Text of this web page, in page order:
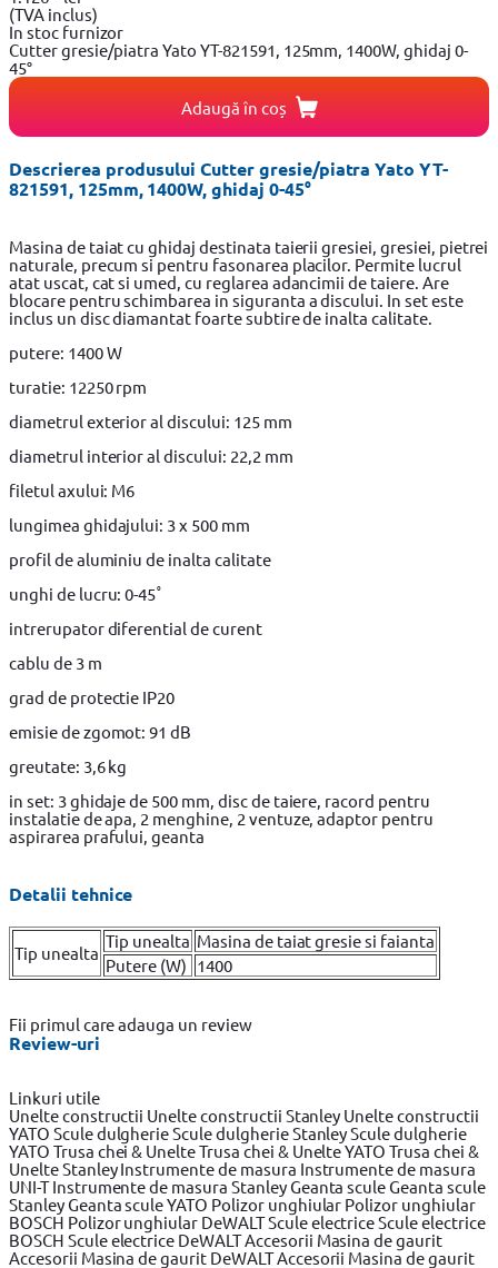
(TVA inclus)
In stoc furnizor
Cutter gresie/piatra Yato YT-821591, 125mm, 1400W, ghidaj 0-
45°
Adaugă în coș
Descrierea produsului Cutter gresie/piatra Yato YT-
821591, 125mm, 1400W, ghidaj 0-45°
Masina de taiat cu ghidaj destinata taierii gresiei, gresiei, pietrei
naturale, precum si pentru fasonarea placilor. Permite lucrul
atat uscat, cat si umed, cu reglarea adancimii de taiere. Are
blocare pentru schimbarea in siguranta a discului. In set este
inclus un disc diamantat foarte subtire de inalta calitate.
putere: 1400 W
turatie: 12250 rpm
diametrul exterior al discului: 125 mm
diametrul interior al discului: 22,2 mm
filetul axului: M6
lungimea ghidajului: 3 x 500 mm
profil de aluminiu de inalta calitate
unghi de lucru: 0-45˚
intrerupator diferential de curent
cablu de 3 m
grad de protectie IP20
emisie de zgomot: 91 dB
greutate: 3,6 kg
in set: 3 ghidaje de 500 mm, disc de taiere, racord pentru
instalatie de apa, 2 menghine, 2 ventuze, adaptor pentru
aspirarea prafului, geanta
Detalii tehnice
Tip unealta
Tip unealta Masina de taiat gresie si faianta
Putere (W) 1400
Fii primul care adauga un review
Review-uri
Linkuri utile
Unelte constructii Unelte constructii Stanley Unelte constructii
YATO Scule dulgherieScule dulgherie StanleyScule dulgherie
YATO Trusa chei & UnelteTrusa chei & Unelte YATOTrusa chei &
Unelte StanleyInstrumente de masura Instrumente de masura
UNI-TInstrumente de masura StanleyGeanta sculeGeanta scule
StanleyGeanta scule YATO Polizor unghiular Polizor unghiular
BOSCH Polizor unghiular DeWALTScule electriceScule electrice
BOSCH Scule electrice DeWALTAccesorii Masina de gaurit
Accesorii Masina de gaurit DeWALTAccesorii Masina de gaurit